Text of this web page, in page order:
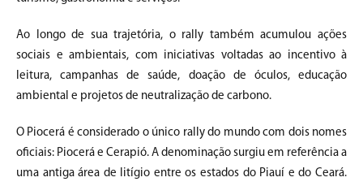
Ao longo de sua trajetória, o rally também acumulou ações
sociais e ambientais, com iniciativas voltadas ao incentivo à
leitura, campanhas de saúde, doação de óculos, educação
ambiental e projetos de neutralização de carbono.
O Piocerá é considerado o único rally do mundo com dois nomes
oficiais: Piocerá e Cerapió. A denominação surgiu em referência a
uma antiga área de litígio entre os estados do Piauí e do Ceará.